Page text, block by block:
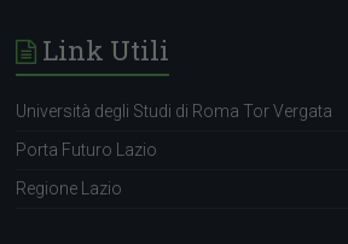
Link Utili
Università degli Studi di Roma Tor Vergata
Porta Futuro Lazio
Regione Lazio